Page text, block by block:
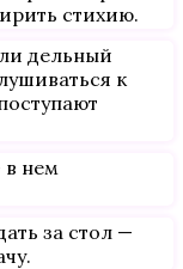
стихию.
дельный
к
в нем
за стол —